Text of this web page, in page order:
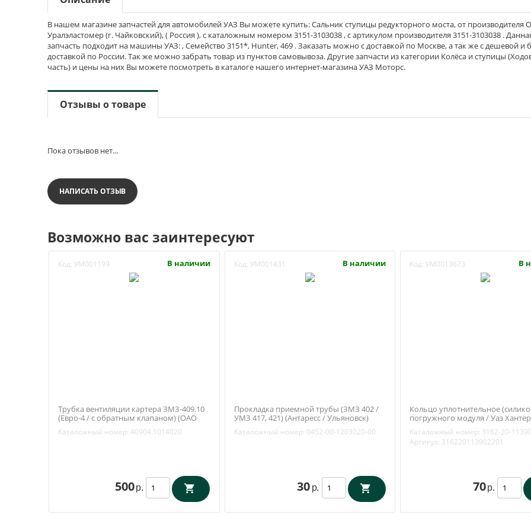
В нашем магазине запчастей для автомобилей УАЗ Вы можете купить: Сальник ступицы редукторного моста, от производителя
Уралэластомер (г. Чайковский), ( Россия ), с каталожным номером 3151-3103038 , с артикулом производителя 3151-3103038 .
запчасть подходит на машины УАЗ: , Семейство 3151*, Hunter, 469 . Заказать можно с доставкой по Москве, а так же с дешевой и
доставкой по России. Так же можно забрать товар из пунктов самовывоза. Другие запчасти из категории Колёса и ступицы
часть) и цены на них Вы можете посмотреть в каталоге нашего интернет-магазина УАЗ Моторс.
Отзывы о товаре
Пока отзывов нет...
НАПИСАТЬ ОТЗЫВ
Возможно вас заинтересуют
Код: УМ001199 В наличии
Трубка вентиляции картера ЗМЗ-409.10
(Евро-4 / с обратным клапаном) (ОАО
Каталожный номер: 40904.1014020
500 р.
Код: УМ001431 В наличии
Прокладка приемной трубы (ЗМЗ 402 /
УМЗ 417, 421) (Антаресс / Ульяновск)
Каталожный номер: 0452-00-1203020-00
30 р.
Код: УМ0013673 В
Кольцо уплотнительное
погружного модуля / Уаз
1139022
Каталожный номер: 3162-20-
Артикул: 316220113902201
70 р.